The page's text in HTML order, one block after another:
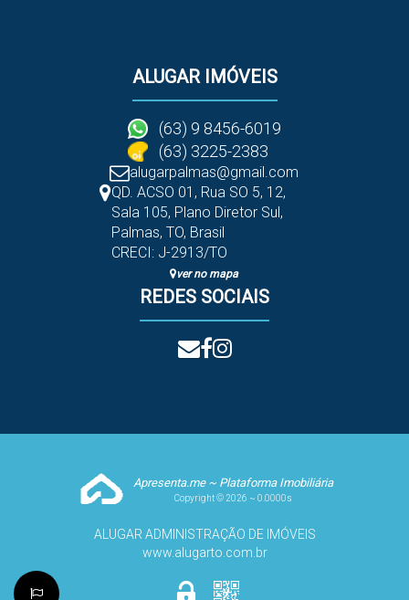
ALUGAR IMÓVEIS
(63) 9 8456-6019
(63) 3225-2383
alugarpalmas@gmail.com
QD. ACSO 01, Rua SO 5, 12,
Sala 105, Plano Diretor Sul ,
Palmas, TO, Brasil
CRECI: J-2913/TO
ver no mapa
REDES SOCIAIS
Apresenta.me ~ Plataforma Imobiliária
Copyright © 2026 ~ 0.0000s
ALUGAR ADMINISTRAÇÃO DE IMÓVEIS
www.alugarto.com.br